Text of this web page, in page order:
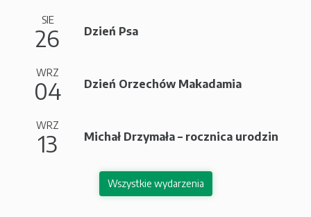
SIE
26 Dzień Psa
WRZ
04 Dzień Orzechów Makadamia
WRZ
13 Michał Drzymała – rocznica urodzin
Wszystkie wydarzenia